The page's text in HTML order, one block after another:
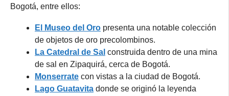
Bogotá, entre ellos:
El Museo del Oro presenta una notable colección
de objetos de oro precolombinos.
La Catedral de Sal construida dentro de una mina
de sal en Zipaquirá, cerca de Bogotá.
Monserrate con vistas a la ciudad de Bogotá.
Lago Guatavita donde se originó la leyenda